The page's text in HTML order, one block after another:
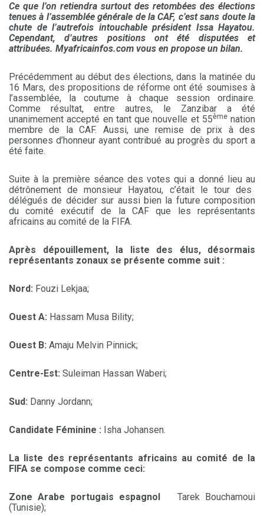
Ce que l’on retiendra surtout des retombées des élections
tenues à l’assemblée générale de la CAF, c’est sans doute la
chute de l’autrefois intouchable président Issa Hayatou.
Cependant, d’autres positions ont été disputées et
attribuées. Myafricainfos.com vous en propose un bilan.
Précédemment au début des élections, dans la matinée du
16 Mars, des propositions de réforme ont été soumises à
l’assemblée, la coutume à chaque session ordinaire.
Comme résultat, entre autres, le Zanzibar a été
unanimement accepté en tant que nouvelle et 55èmenation
membre de la CAF. Aussi, une remise de prix à des
personnes d’honneur ayant contribué au progrès du sport a
été faite.
Suite à la première séance des votes qui a donné lieu au
détrônement de monsieur Hayatou, c’était le tour des
délégués de décider sur aussi bien la future composition
du comité exécutif de la CAF que les représentants
africains au comité de la FIFA.
Après dépouillement, la liste des élus, désormais
représentants zonaux se présente comme suit :
Nord: Fouzi Lekjaa;
Ouest A: Hassam Musa Bility;
Ouest B: Amaju Melvin Pinnick;
Centre-Est: Suleiman Hassan Waberi;
Sud: Danny Jordann;
Candidate Féminine : Isha Johansen.
La liste des représentants africains au comité de la
FIFA se compose comme ceci:
Zone Arabe portugais espagnol
Tarek Bouchamoui
(Tunisie);